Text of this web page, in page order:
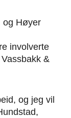
og Høyer
involverte
&
og jeg vil